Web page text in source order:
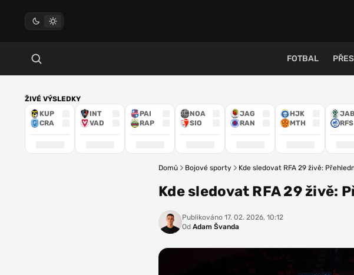
FOTBAL
ŽIVÉ VÝSLEDKY
KUP
CRA
INT
VAD
PAI
RAP
NOA
SIO
JAG
RAN
HJK
MTH
JAB
RFS
Domů Bojové sporty Kde sledovat RFA 29 živě:
Kde sledovat RFA 29 živě:
Publikováno 17. 02. 2026, 10:12
Od Adam Švanda